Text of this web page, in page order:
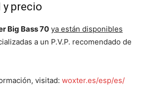
precio
Big Bass 70 ya están disponibles
a un P.V.P. recomendado de
visitad: woxter.es/esp/es/